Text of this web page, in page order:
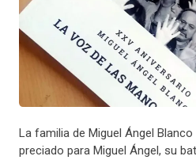
La familia de Miguel Ángel
preciado para Miguel Ángel, su